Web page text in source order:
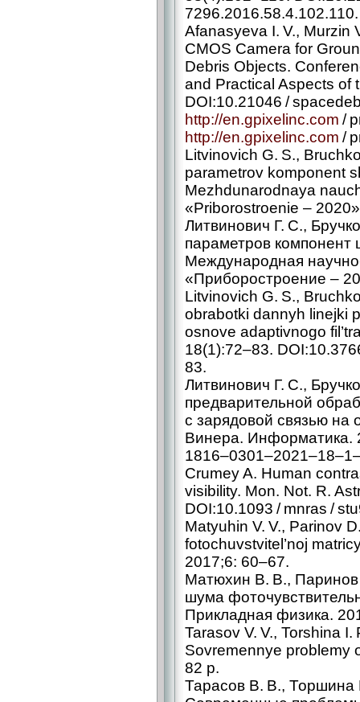
7296.2016.58.4.102.110.
Afanasyeva I. V., Murzin
CMOS Camera for
Debris Objects.
and Practical Aspects of
DOI:10.21046 /
http://en.gpixelinc.com /
http://en.gpixelinc.com /
Litvinovich G. S.,
parametrov komponent
Mezhdunarodnaya
«Priborostroenie –
Литвинович Г. С.,
параметров компонент
Международная
«Приборостроение –
Litvinovich G. S.,
obrabotki dannyh linejki
osnove adaptivnogo
18(1):72–83.
83.
Литвинович Г. С.,
предварительной
с зарядовой связью на
Винера. Информатика.
Crumey A. Human
visibility. Mon. Not. R.
DOI:10.1093 / mnras /
Matyuhin V. V., Parinov
fotochuvstvitel’noj
2017;6: 60–67.
Матюхин В. В.,
шума
Прикладная физика.
Tarasov V. V., Torshina
Sovremennye problemy
82 p.
Тарасов В. В.,